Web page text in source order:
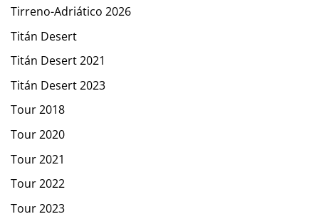
Tirreno-Adriático 2026
Titán Desert
Titán Desert 2021
Titán Desert 2023
Tour 2018
Tour 2020
Tour 2021
Tour 2022
Tour 2023